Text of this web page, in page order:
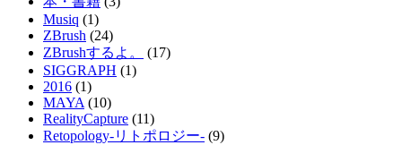
Musiq (1)
ZBrush (24)
ZBrushするよ。
(17)
SIGGRAPH (1)
2016 (1)
MAYA(10)
RealityCapture (11)
Retopology-リトポロジー- (9)